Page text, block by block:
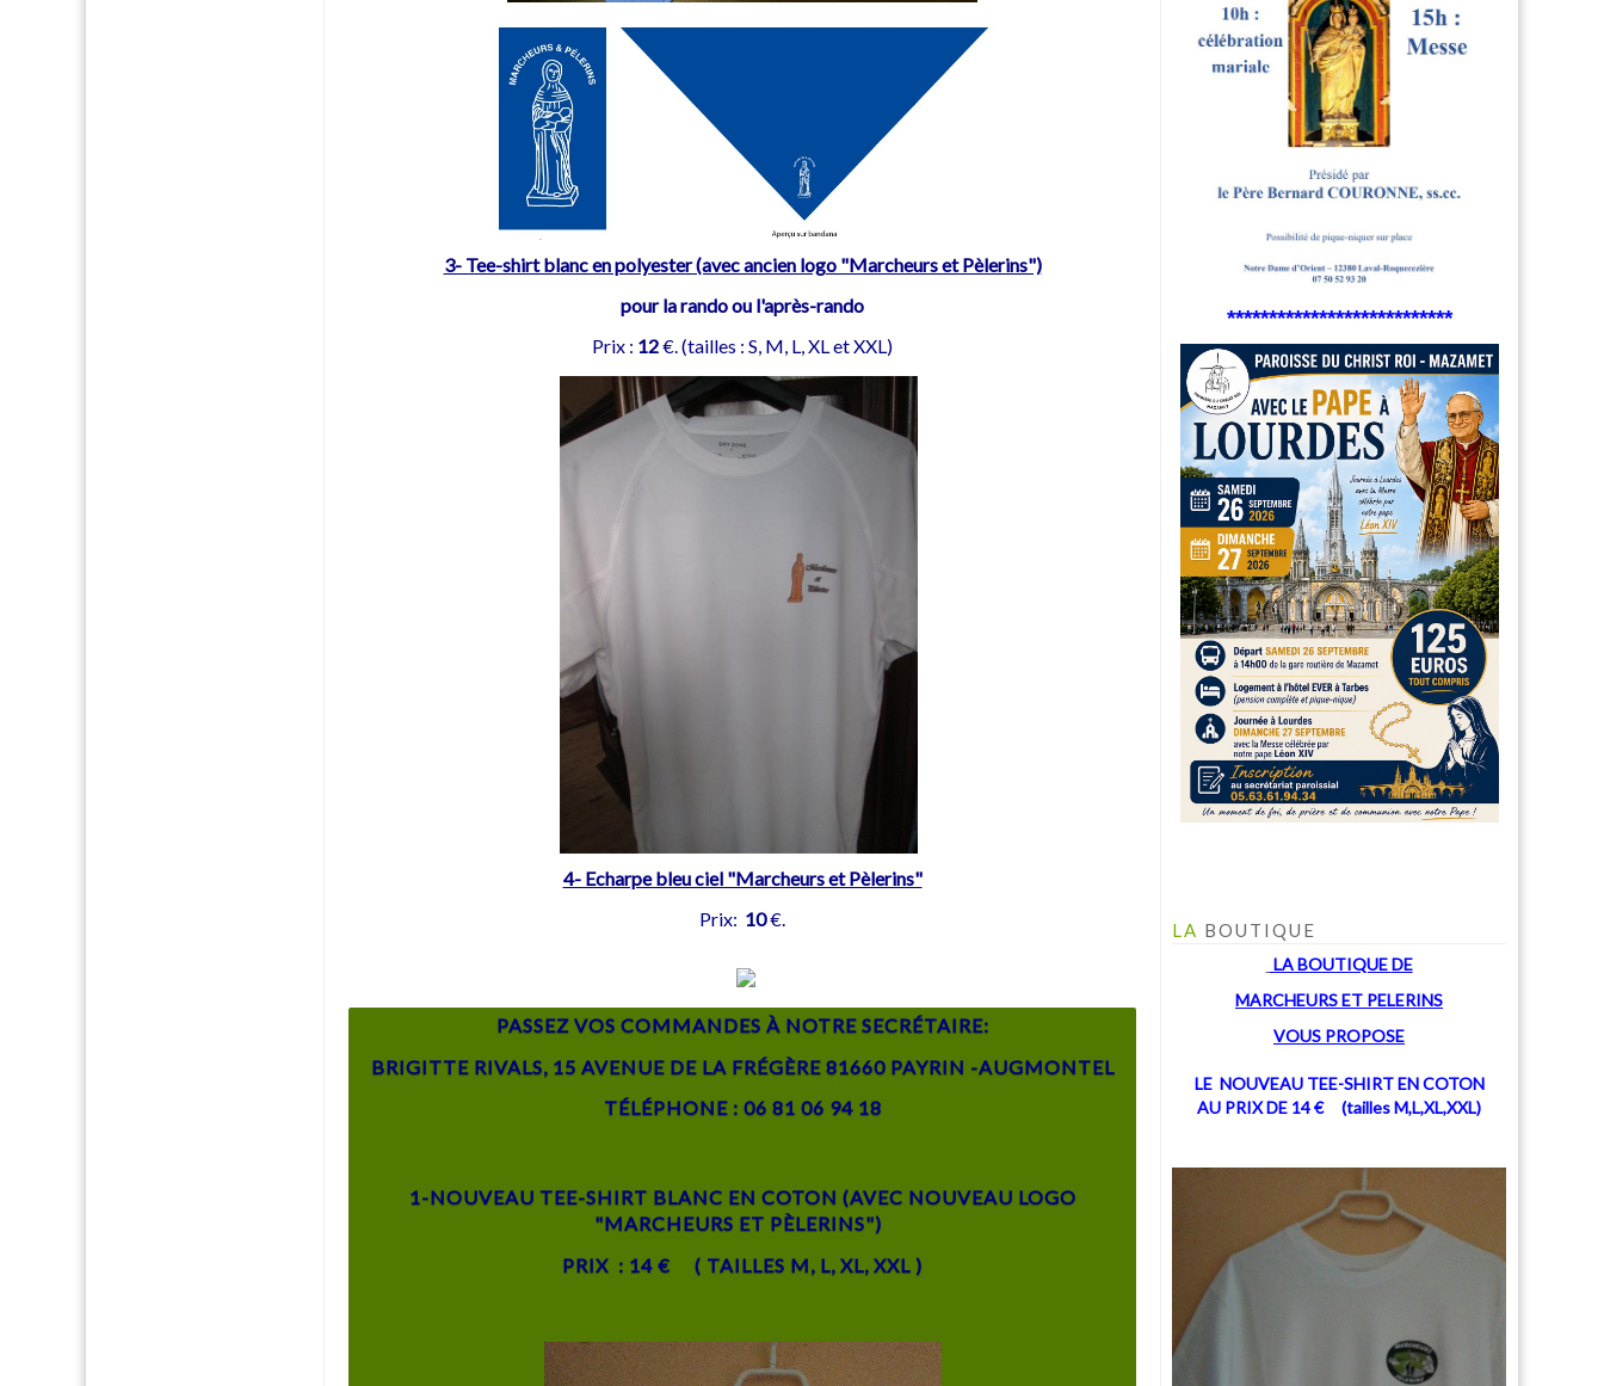
3- Tee-shirt blanc en polyester (avec ancien logo "Marcheurs et Pèlerins")
pour la rando ou l'après-rando
Prix : 12€. (tailles : S, M, L, XL et XXL)
4- Echarpe bleu ciel "Marcheurs et Pèlerins"
Prix: 10€.
PASSEZ VOS COMMANDES À NOTRE SECRÉTAIRE:
BRIGITTE RIVALS, 15 AVENUE DE LA FRÉGÈRE 81660 PAYRIN -AUGMONTEL
TÉLÉPHONE : 06 81 06 94 18
1-NOUVEAU TEE-SHIRT BLANC EN COTON (AVEC NOUVEAU LOGO
"MARCHEURS ET PÈLERINS")
PRIX : 14 € ( TAILLES M, L, XL, XXL )
***************************
LA BOUTIQUE
LA BOUTIQUEDE
MARCHEURS ET PELERINS
VOUS PROPOSE
LE NOUVEAU TEE-SHIRT EN COTON
AU PRIX DE 14 € (tailles M,L,XL,XXL)